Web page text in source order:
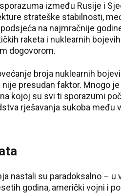
između Rusije i
strateške stabilnosti,
na najmračnije
raketa i nuklearnih
dogovorom.
broja nuklearnih
presudan faktor. Mnogo
kojoj su svi ti sporazumi
rješavanja sukoba među
nastali su paradoksalno – u
godina, američki vojni i